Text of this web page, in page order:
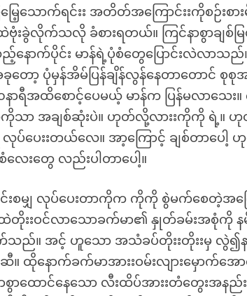
ေ့သောက်ရင်းး အတိတ်အကြောင်းးကိုစဉ်းစ
ထဲဗုံးခွဲလိုက်သလို ခံစားရတယ်။ ကြင်နာစွာချစ်
နောက်ပိုင်း မာန်ရဲ့ပုံစံတွေပြောင်းလဲလာသ
ော့ ပုံမှန်အိမ်ပြန်ချိန်လွန်နေတာတောင် စု
နာရီအထိစောင့်ပေမယ့် မာန်က ပြန်မလာသေး။
သာ အချစ်ဆုံးပဲ။ ဟုတ်လို့လားးကိုကို ရဲ့။ ဟု
ပေးးတယ်လေ။ အာ့ကြောင့် ချစ်တာပေါ့
ေးတွေ လည်းပါတာပေါ့။
မျှ လုပ်ပေးတာကိုက ကိုကို စွဲမက်စေတဲ့အကြေ
င်ထဲတိုးးဝင်လာသောခက်မာ၏ နှုတ်ခမ်းအစုံကို
သည်။ အင့် ဟူသော အသံခပ်တိုးးတိုးးမှ လွဲ၍န
ထိုနောက်ခက်မာအားးဝမ်းလျားမှောက်အောင်
ာစွာထောင်နေသော လီးထိပ်အားးတံတွေး